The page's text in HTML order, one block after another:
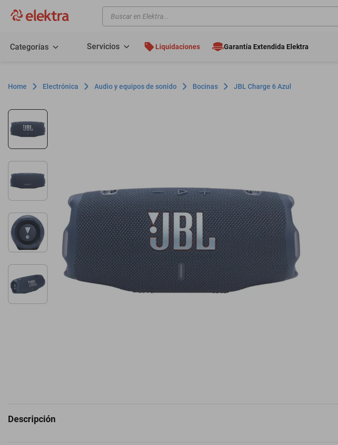
Buscar en Elektra...
Categorías Servicios Liquidaciones Garantía Extendida Elektra
Electrónica Audio y equipos de sonido Bocinas JBL Charge 6 Azul
Descripción
motos
motoneta